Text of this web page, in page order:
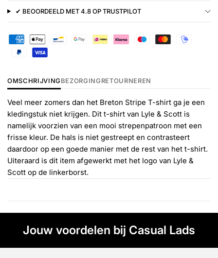
✔ BEOORDEELD MET 4.8 OP TRUSTPILOT
OMSCHRIJVINGBEZORGINGRETOURNEREN
Veel meer zomers dan het Breton Stripe T-shirt ga je een
kledingstuk niet krijgen. Dit t-shirt van Lyle & Scott is
namelijk voorzien van een mooi strepenpatroon met een
frisse kleur. De hals is niet gestreept en contrasteert
daardoor op een goede manier met de rest van het t-shirt.
Uiteraard is dit item afgewerkt met het logo van Lyle &
Scott op de linkerborst.
Jouw voordelen bij Casual Lads